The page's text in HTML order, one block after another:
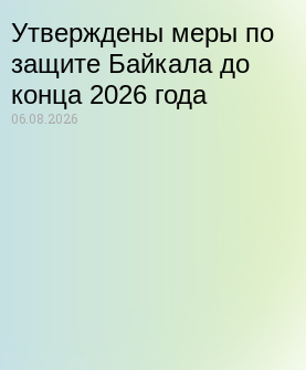
Утверждены меры по
защите Байкала до
конца 2026 года
06.08.2026